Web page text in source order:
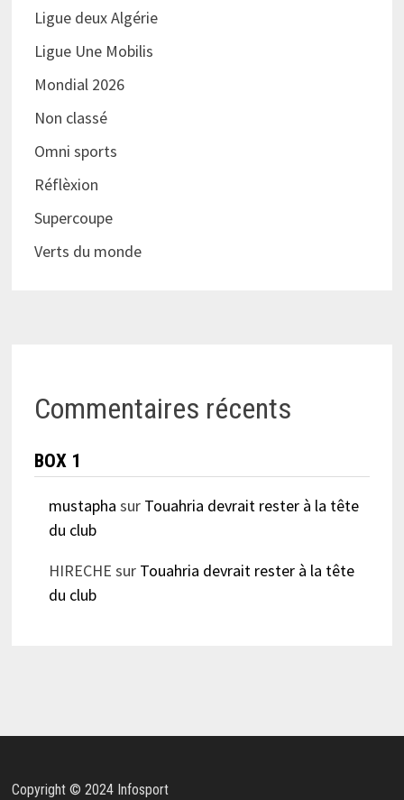
Ligue deux Algérie
Ligue Une Mobilis
Mondial 2026
Non classé
Omni sports
Réflèxion
Supercoupe
Verts du monde
Commentaires récents
BOX 1
mustapha sur Touahria devrait rester à la tête
du club
HIRECHE sur Touahria devrait rester à la tête
du club
Copyright © 2024 Infosport